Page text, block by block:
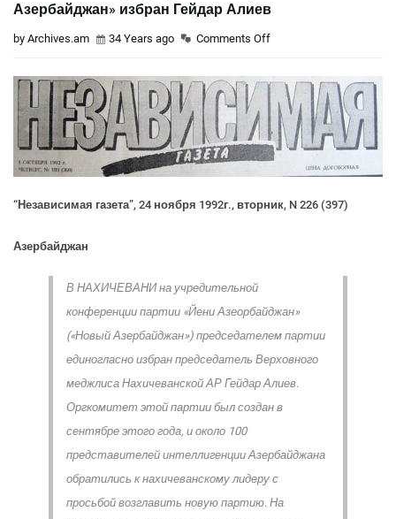
Азербайджан» избран Гейдар Алиев
by Archives.am 34 Years ago Comments Off
“Независимая газета”, 24 ноября 1992г., вторник, N 226 (397)
Азербайджан
В НАХИЧЕВАНИ на учредительной
конференции партии «Йени Азеорбайджан»
(«Новый Азербайджан») председателем партии
единогласно избран председатель Верховного
меджлиса Нахичеванской АР Гейдар Алиев.
Оргкомитет этой партии был создан в
сентябре этого года, и около 100
представителей интеллигенции Азербайджана
обратились к нахичеванскому лидеру с
просьбой возглавить новую партию. На